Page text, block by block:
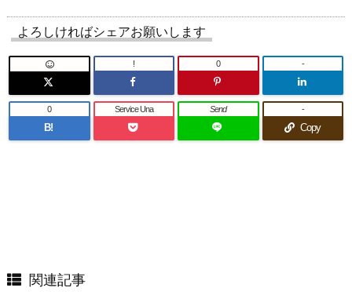
よろしければシェアお願いします
! 0 -
B!
0 Service Una Send
Copy
-
関連記事